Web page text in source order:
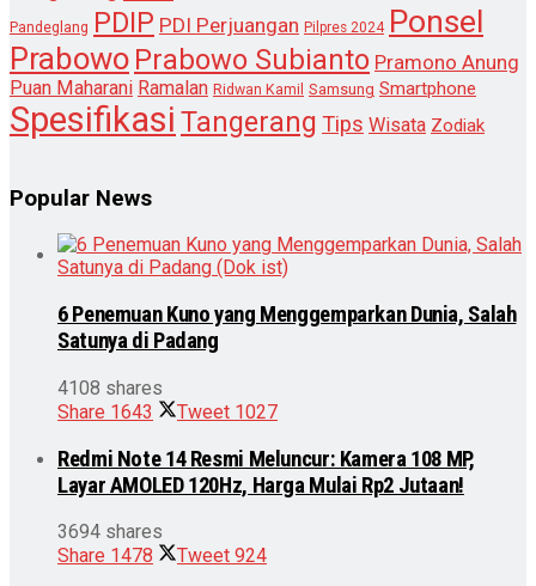
Pandeglang PDIP PDI Perjuangan Pilpres 2024 Ponsel
Prabowo Prabowo Subianto Pramono Anung
Puan Maharani Ramalan Ridwan Kamil Samsung Smartphone
Spesifikasi Tangerang Tips Wisata Zodiak
Popular News
6 Penemuan Kuno yang Menggemparkan Dunia, Salah
Satunya di Padang
4108 shares
Share 1643 Tweet 1027
Redmi Note 14 Resmi Meluncur: Kamera 108 MP,
Layar AMOLED 120Hz, Harga Mulai Rp2 Jutaan!
3694 shares
Share 1478 Tweet 924